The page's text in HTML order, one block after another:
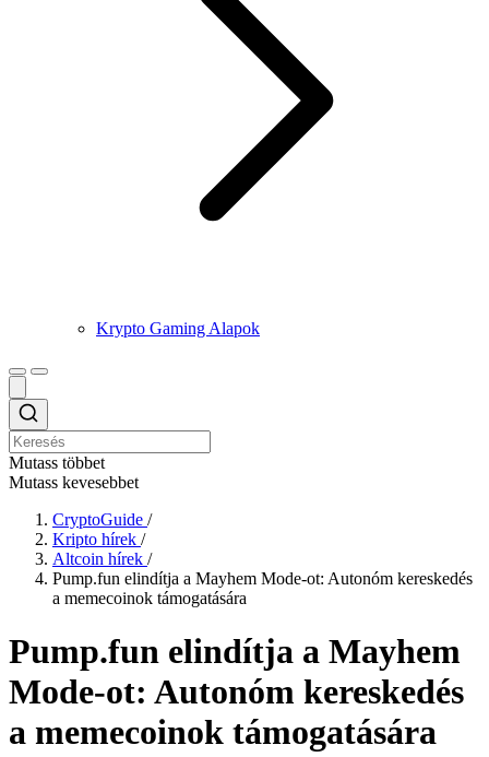
Krypto Gaming Alapok
Mutass többet
Mutass kevesebbet
CryptoGuide /
Kripto hírek /
Altcoin hírek /
Pump.fun elindítja a Mayhem Mode-ot: Autonóm kereskedés
a memecoinok támogatására
Pump.fun elindítja a Mayhem
Mode-ot: Autonóm kereskedés
a memecoinok támogatására